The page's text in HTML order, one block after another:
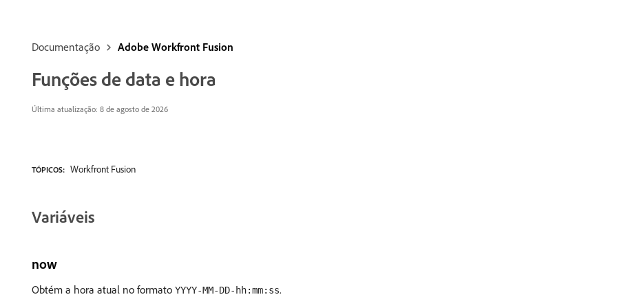
Documentação Adobe Workfront Fusion
Funções de data e hora
Última atualização: 8 de agosto de 2026
TÓPICOS: Workfront Fusion
Variáveis
now
Obtém a hora atual no formato YYYY-MM-DD-hh:mm:ss.